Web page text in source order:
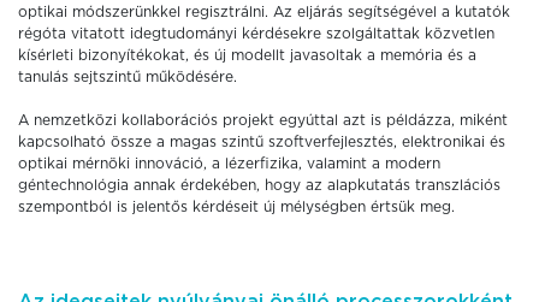
optikai módszerünkkel regisztrálni. Az eljárás segítségével a kutatók
régóta vitatott idegtudományi kérdésekre szolgáltattak közvetlen
kísérleti bizonyítékokat, és új modellt javasoltak a memória és a
tanulás sejtszintű működésére.
A nemzetközi kollaborációs projekt egyúttal azt is példázza, miként
kapcsolható össze a magas szintű szoftverfejlesztés, elektronikai és
optikai mérnöki innováció, a lézerfizika, valamint a modern
géntechnológia annak érdekében, hogy az alapkutatás transzlációs
szempontból is jelentős kérdéseit új mélységben értsük meg.